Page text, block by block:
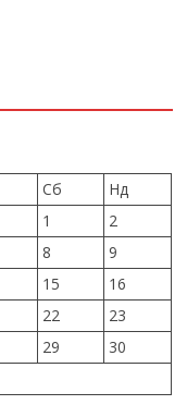
Сб
Нд
1
2
8
9
15
16
22
23
29
30